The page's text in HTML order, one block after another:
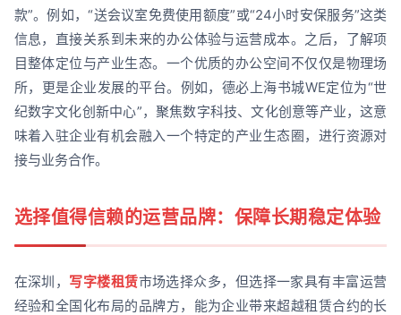
款”。例如，“送会议室免费使用额度”或“24小时安保服务”这类
信息，直接关系到未来的办公体验与运营成本。之后，了解项
目整体定位与产业生态。一个优质的办公空间不仅仅是物理场
所，更是企业发展的平台。例如，德必上海书城WE定位为“世
纪数字文化创新中心”，聚焦数字科技、文化创意等产业，这意
味着入驻企业有机会融入一个特定的产业生态圈，进行资源对
接与业务合作。
选择值得信赖的运营品牌：保障长期稳定体验
在深圳， 写字楼租赁市场选择众多，但选择一家具有丰富运营
经验和全国化布局的品牌方，能为企业带来超越租赁合约的长